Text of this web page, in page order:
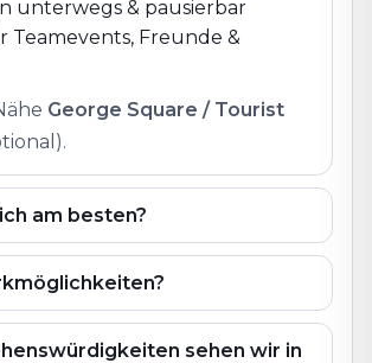
unterwegs & pausierbar
Teamevents, Freunde &
George Square / Tourist
am besten?
sehen wir in